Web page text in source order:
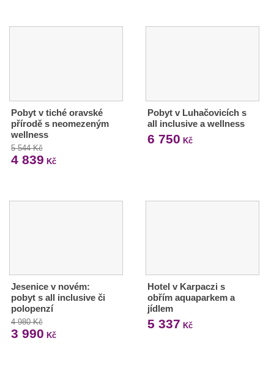
Pobyt v tiché oravské
přírodě s neomezeným
wellness
5 544 Kč
4 839 Kč
Pobyt v Luhačovicích s
all inclusive a wellness
6 750 Kč
Jesenice v novém:
pobyt s all inclusive či
polopenzí
4 980 Kč
3 990 Kč
Hotel v Karpaczi s
obřím aquaparkem a
jídlem
5 337 Kč